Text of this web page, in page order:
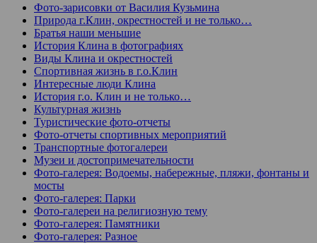
Фото-зарисовки от Василия Кузьмина
Природа г.Клин, окрестностей и не только…
Братья наши меньшие
История Клина в фотографиях
Виды Клина и окрестностей
Спортивная жизнь в г.о.Клин
Интересные люди Клина
История г.о. Клин и не только…
Культурная жизнь
Туристические фото-отчеты
Фото-отчеты спортивных мероприятий
Транспортные фотогалереи
Музеи и достопримечательности
Фото-галерея: Водоемы, набережные, пляжи, фонтаны и
мосты
Фото-галерея: Парки
Фото-галереи на религиозную тему
Фото-галерея: Памятники
Фото-галерея: Разное